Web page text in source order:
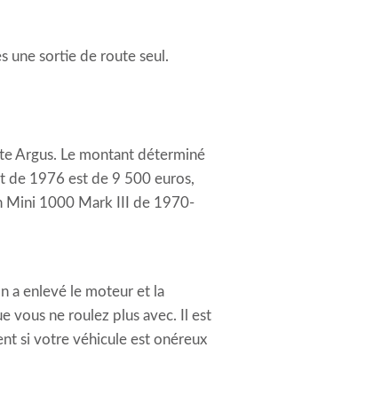
une sortie de route seul.
Argus. Le montant déterminé
de 1976 est de 9 500 euros,
Mini 1000 Mark III de 1970-
a enlevé le moteur et la
vous ne roulez plus avec. Il est
si votre véhicule est onéreux